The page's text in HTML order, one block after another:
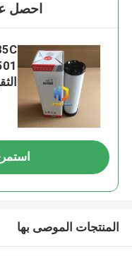
احصل
استمر
المنتجات الموصى بها